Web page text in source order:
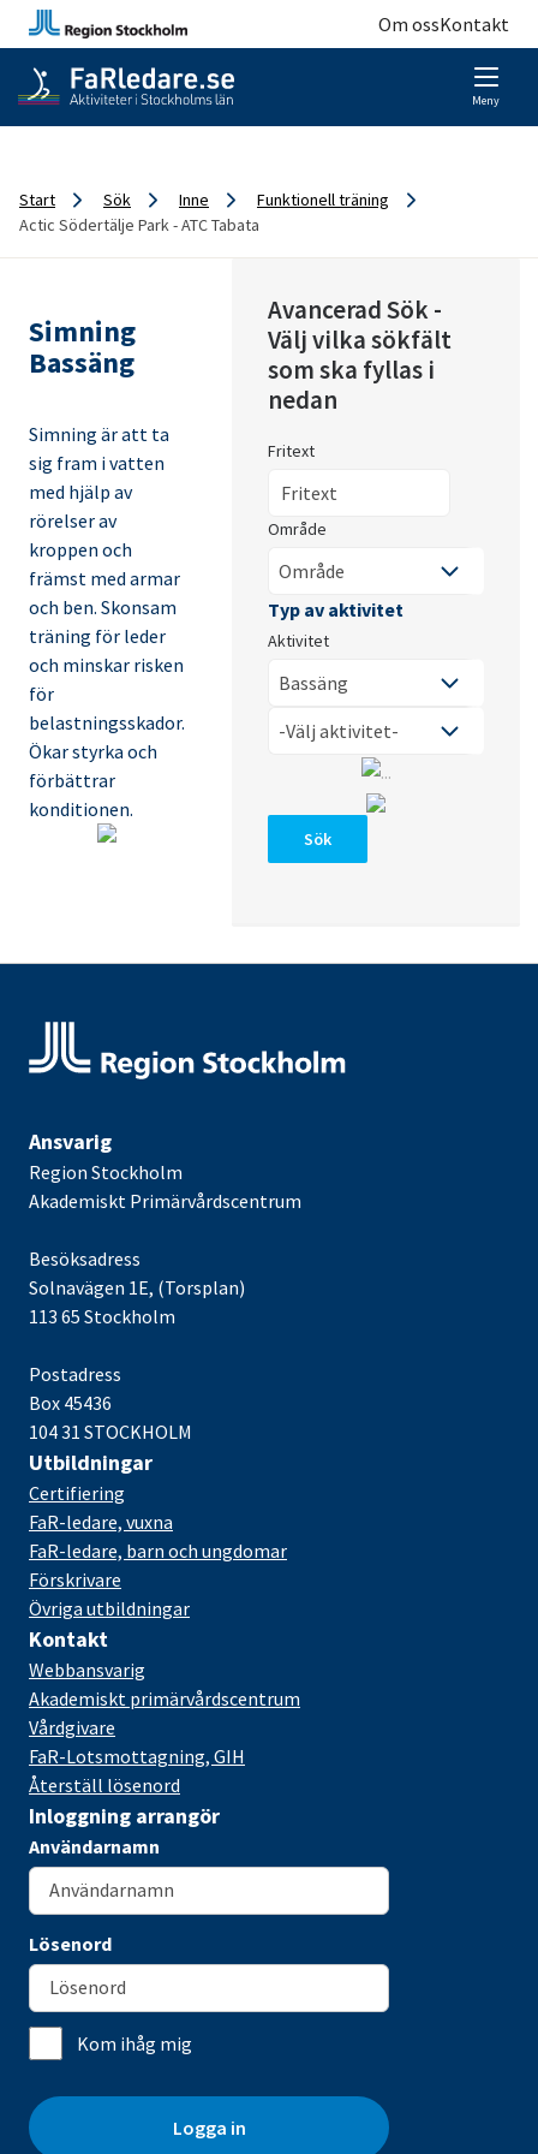
Om ossKontakt
Meny
Start Sök Inne
Funktionell träning
Actic Södertälje Park - ATC Tabata
Simning
Bassäng
Simning är att ta
sig fram i vatten
med hjälp av
rörelser av
kroppen och
främst med armar
och ben. Skonsam
träning för leder
och minskar risken
för
belastningsskador.
Ökar styrka och
förbättrar
konditionen.
Avancerad Sök -
Välj vilka sökfält
som ska fyllas i
nedan
Fritext
Område
Aktivitet
Sök
Ansvarig
Region Stockholm
Akademiskt Primärvårdscentrum
Besöksadress
Solnavägen 1E, (Torsplan)
113 65 Stockholm
Postadress
Box 45436
104 31 STOCKHOLM
Utbildningar
Certifiering
FaR-ledare, vuxna
FaR-ledare, barn och ungdomar
Förskrivare
Övriga utbildningar
Kontakt
Webbansvarig
Akademiskt primärvårdscentrum
Vårdgivare
FaR-Lotsmottagning, GIH
Återställ lösenord
Inloggning arrangör
Användarnamn
Lösenord
Kom ihåg mig
Logga in